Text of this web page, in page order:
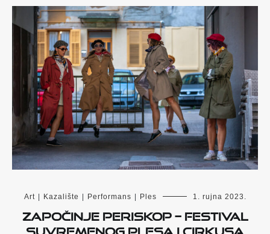
Art | Kazalište | Performans | Ples 1. rujna 2023.
Započinje PERISKOP – Festival
suvremenog plesa i cirkusa